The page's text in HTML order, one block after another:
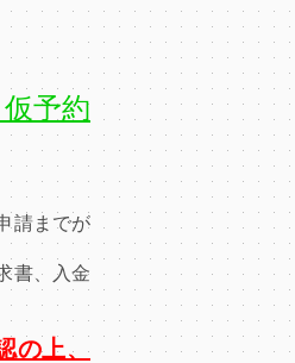
予約
請までが
書、入金
の上、